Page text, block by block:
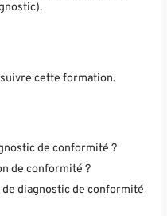
cette formation.
de conformité ?
de conformité ?
diagnostic de conformité